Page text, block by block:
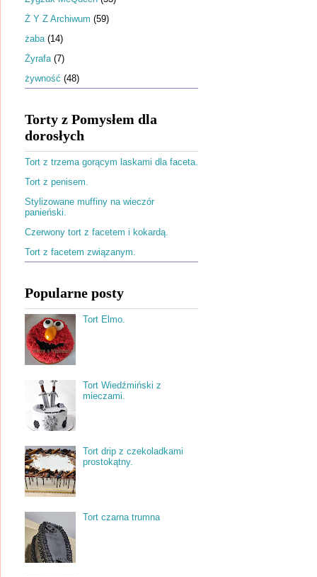
Ż Y Z Archiwum (59)
żaba (14)
Żyrafa (7)
żywność (48)
Torty z Pomysłem dla
dorosłych
Tort z trzema gorącym laskami dla faceta.
Tort z penisem.
Stylizowane muffiny na wieczór
panieński.
Czerwony tort z facetem i kokardą.
Tort z facetem związanym.
Popularne posty
Tort Elmo.
Tort Wiedźmiński z
mieczami.
Tort drip z czekoladkami
prostokątny.
Tort czarna trumna